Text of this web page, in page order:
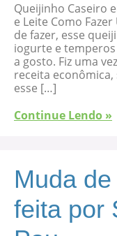
Queijinho Caseiro
e Leite Como
de fazer, esse
iogurte e
a gosto. Fiz uma
receita
esse […]
Continue Lendo »
Muda
feita por